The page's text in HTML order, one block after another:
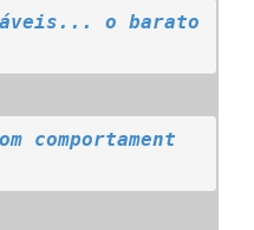
o barato
comportament